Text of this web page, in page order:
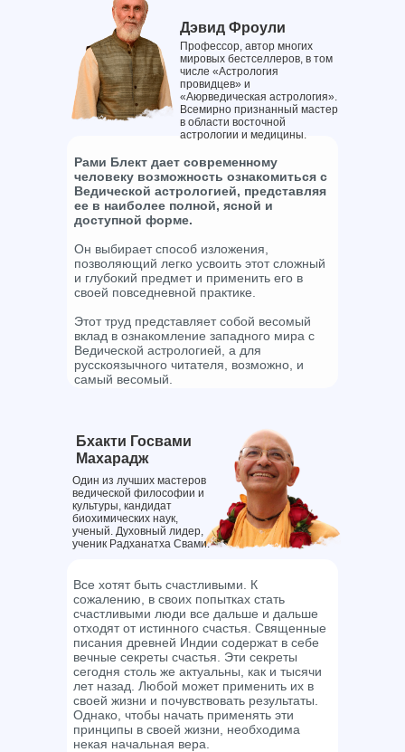
Рами Блект дает современному
человеку возможность ознакомиться с
Ведической астрологией, представляя
ее в наиболее полной, ясной и
доступной форме.
Он выбирает способ изложения,
позволяющий легко усвоить этот сложный
и глубокий предмет и применить его в
своей повседневной практике.
Этот труд представляет собой весомый
вклад в ознакомление западного мира с
Ведической астрологией, а для
русскоязычного читателя, возможно, и
самый весомый.
Дэвид Фроули
Профессор, автор многих
мировых бестселлеров, в том
числе «Астрология
провидцев» и
«Аюрведическая астрология».
Всемирно признанный мастер
в области восточной
астрологии и медицины.
Все хотят быть счастливыми. К
сожалению, в своих попытках стать
счастливыми люди все дальше и дальше
отходят от истинного счастья. Священные
писания древней Индии содержат в себе
вечные секреты счастья. Эти секреты
сегодня столь же актуальны, как и тысячи
лет назад. Любой может применить их в
своей жизни и почувствовать результаты.
Однако, чтобы начать применять эти
принципы в своей жизни, необходима
некая начальная вера.
Бхакти Госвами
Махарадж
Один из лучших мастеров
ведической философии и
культуры, кандидат
биохимических наук,
ученый. Духовный лидер,
ученик Радханатха Свами.